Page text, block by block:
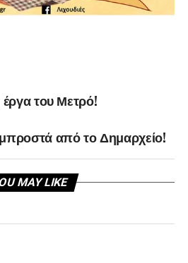
έργα του Μετρό!
από το Δημαρχείο!
MAY LIKE